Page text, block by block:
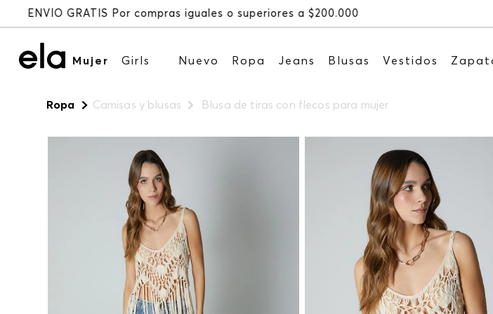
Mujer Girls Nuevo Ropa Jeans Blusas Vestidos
Ropa Camisas y blusas Blusa de tiras con flecos para mujer